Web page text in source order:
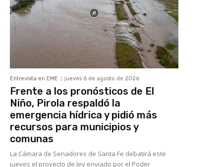
Entrevista en EME jueves 6 de agosto de 2026
Frente a los pronósticos de El
Niño, Pirola respaldó la
emergencia hídrica y pidió más
recursos para municipios y
comunas
La Cámara de Senadores de Santa Fe debatirá este
jueves el proyecto de ley enviado por el Poder